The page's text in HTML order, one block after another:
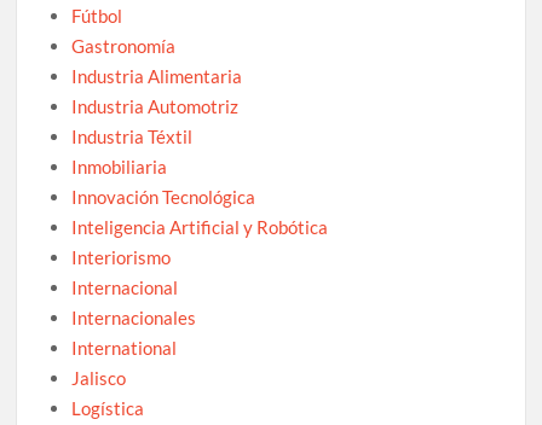
Fútbol
Gastronomía
Industria Alimentaria
Industria Automotriz
Industria Téxtil
Inmobiliaria
Innovación Tecnológica
Inteligencia Artificial y Robótica
Interiorismo
Internacional
Internacionales
International
Jalisco
Logística